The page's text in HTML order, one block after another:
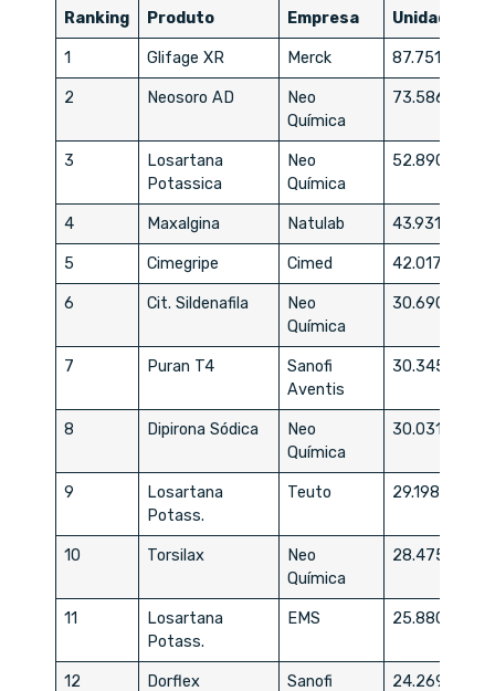
Ranking Produto Empresa Unidades
1 Glifage XR Merck 87.751
2 Neosoro AD
Neo
Química
73.586
3
Losartana
Potassica
Neo
Química
52.890
4 Maxalgina Natulab 43.931
5 Cimegripe Cimed 42.017
6 Cit. Sildenafila
Neo
Química
30.690
7 Puran T4
Sanofi
Aventis
30.345
8 Dipirona Sódica
Neo
Química
30.031
9
Losartana
Potass.
Teuto 29.198
10 Torsilax
Neo
Química
28.475
11
Losartana
Potass.
EMS 25.880
12 Dorflex Sanofi 24.269